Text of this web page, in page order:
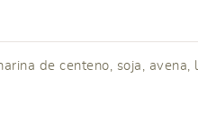
de centeno, soja,